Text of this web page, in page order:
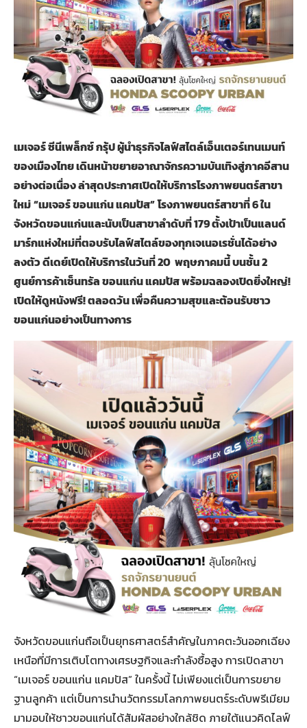
เมเจอร์ ซีนีเพล็กซ์ กรุ้ป ผู้นำธุรกิจไลฟ์สไตล์เอ็นเตอร์เทนเมนท์
ของเมืองไทย เดินหน้าขยายอาณาจักรความบันเทิงสู่ภาคอีสาน
อย่างต่อเนื่อง ล่าสุดประกาศเปิดให้บริการโรงภาพยนตร์สาขา
ใหม่“เมเจอร์ ขอนแก่น แคมปัส”โรงภาพยนตร์สาขาที่ 6 ใน
จังหวัดขอนแก่นและนับเป็นสาขาลำดับที่ 179 ตั้งเป้าเป็นแลนด์
มาร์กแห่งใหม่ที่ตอบรับไลฟ์สไตล์ของทุกเจเนอเรชั่นได้อย่าง
ลงตัว ดีเดย์เปิดให้บริการในวันที่ 20 พฤษภาคมนี้ บนชั้น 2
ศูนย์การค้าเซ็นทรัล ขอนแก่น แคมปัส พร้อมฉลองเปิดยิ่งใหญ่!
เปิดให้ดูหนังฟรี! ตลอดวัน เพื่อคืนความสุขและต้อนรับชาว
ขอนแก่นอย่างเป็นทางการ
จังหวัดขอนแก่นถือเป็นยุทธศาสตร์สำคัญในภาคตะวันออกเฉียง
เหนือที่มีการเติบโตทางเศรษฐกิจและกำลังซื้อสูง การเปิดสาขา
“เมเจอร์ ขอนแก่น แคมปัส” ในครั้งนี้ ไม่เพียงแต่เป็นการขยาย
ฐานลูกค้า แต่เป็นการนำนวัตกรรมโลกภาพยนตร์ระดับพรีเมียม
มามอบให้ชาวขอนแก่นได้สัมผัสอย่างใกล้ชิด ภายใต้แนวคิดไลฟ์